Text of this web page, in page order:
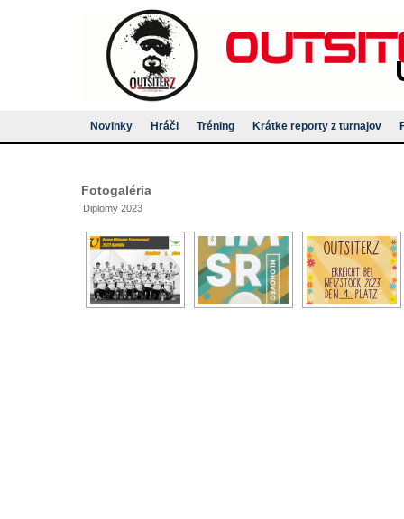
Novinky Hráči Tréning Krátke reporty z turnajov
Fotogaléria
Diplomy 2023